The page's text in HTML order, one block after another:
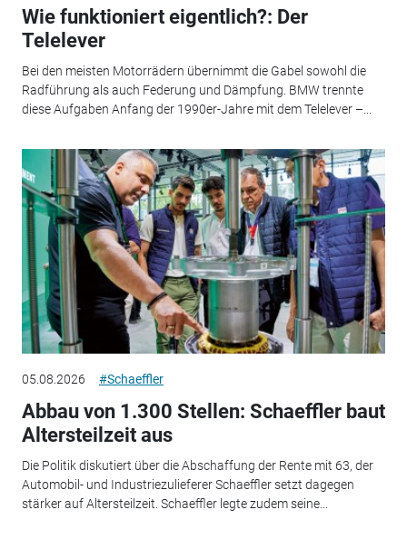
Wie funktioniert eigentlich?: Der
Telelever
Bei den meisten Motorrädern übernimmt die Gabel sowohl die
Radführung als auch Federung und Dämpfung. BMW trennte
diese Aufgaben Anfang der 1990er-Jahre mit dem Telelever –...
05.08.2026 #Schaeffler
Abbau von 1.300 Stellen: Schaeffler baut
Altersteilzeit aus
Die Politik diskutiert über die Abschaffung der Rente mit 63, der
Automobil- und Industriezulieferer Schaeffler setzt dagegen
stärker auf Altersteilzeit. Schaeffler legte zudem seine...